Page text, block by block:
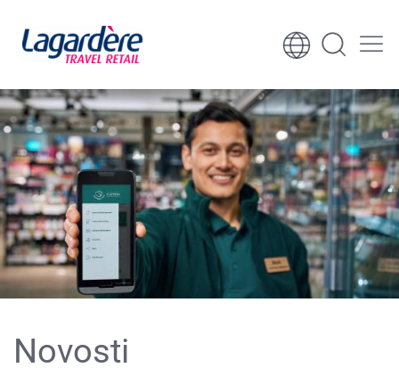
Skoči na sadržaj
Novosti